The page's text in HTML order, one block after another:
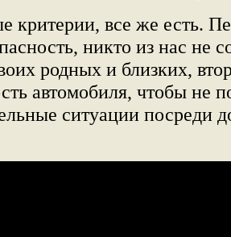
критерии, все же есть.
никто из нас не
родных и близких,
автомобиля, чтобы не
ситуации посреди